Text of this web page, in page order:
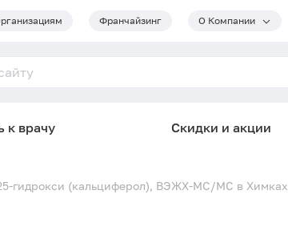
Франчайзинг О Компании
к врачу Скидки и акции
гидрокси (кальциферол), ВЭЖХ-МС/МС в Химках